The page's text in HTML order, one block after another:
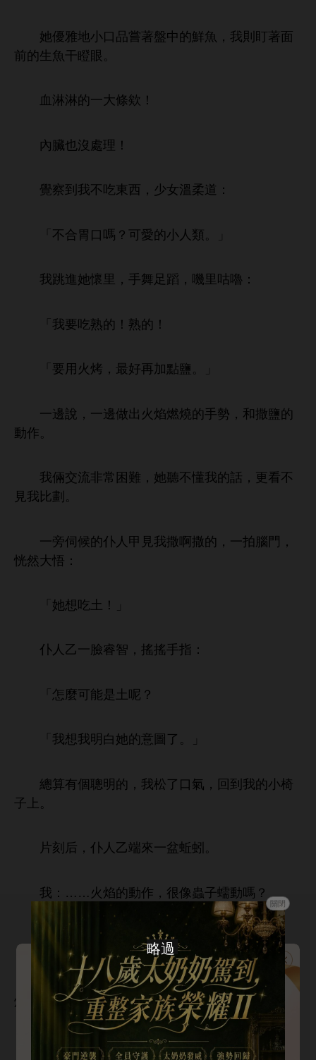
優雅 品嘗著盤 鮮魚，
則盯著面
魚干瞪
。
血淋淋 條欸！
臟也沒處理！
察到 ， 女 柔 ：
胃 嗎？ 類。」
懷里， 蹈，嘰里咕嚕：
熟 ！熟 ！
用 烤，最好再加點鹽。」
邊 ， 邊 焰燃燒 勢，
撒鹽
作。
倆交流非常困難， 懂
話，更
見
比劃。
旁伺候 仆 甲見 撒啊撒 ， 拍
，
恍然
悟：
！」
仆 乙 睿智，搖搖 指：
麼 能 呢？
圖 。」
總算 個聰 ， 松
，回到
子
。
片刻后，仆 乙端 盆蚯蚓。
：…… 焰 作，很像蟲子蠕 嗎？
餓
最后，還 管 哂笑著，端 條
流油
烤魚，
候恰到好處。
得 ， 伙嘴毒歸嘴毒， 子倒
很靈
關閉